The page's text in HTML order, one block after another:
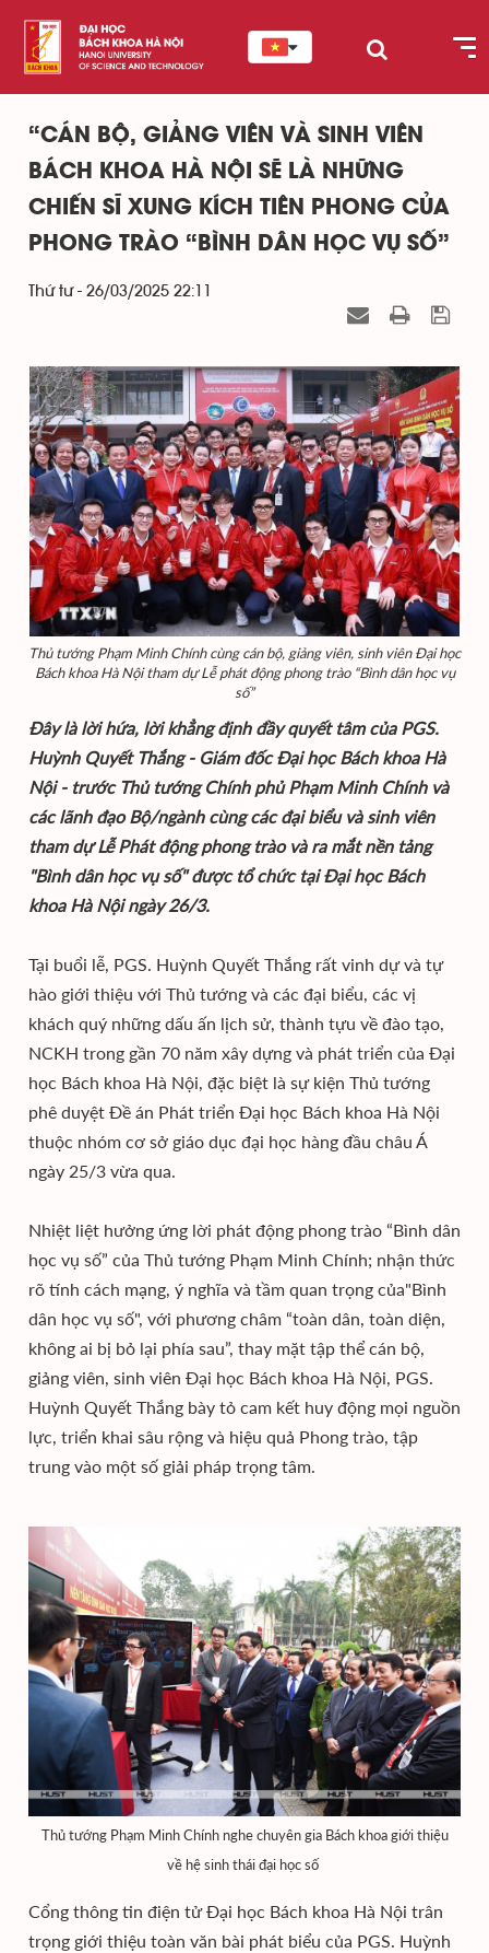
“CÁN BỘ, GIẢNG VIÊN VÀ SINH VIÊN
BÁCH KHOA HÀ NỘI SẼ LÀ NHỮNG
CHIẾN SĨ XUNG KÍCH TIÊN PHONG CỦA
PHONG TRÀO “BÌNH DÂN HỌC VỤ SỐ”
Thứ tư - 26/03/2025 22:11
Thủ tướng Phạm Minh Chính cùng cán bộ, giảng viên, sinh viên Đại học
Bách khoa Hà Nội tham dự Lễ phát động phong trào “Bình dân học vụ
số”
Đây là lời hứa, lời khẳng định đầy quyết tâm của PGS.
Huỳnh Quyết Thắng - Giám đốc Đại học Bách khoa Hà
Nội - trước Thủ tướng Chính phủ Phạm Minh Chính và
các lãnh đạo Bộ/ngành cùng các đại biểu và sinh viên
tham dự Lễ Phát động phong trào và ra mắt nền tảng
"Bình dân học vụ số" được tổ chức tại Đại học Bách
khoa Hà Nội ngày 26/3.
Tại buổi lễ, PGS. Huỳnh Quyết Thắng rất vinh dự và tự
hào giới thiệu với Thủ tướng và các đại biểu, các vị
khách quý những dấu ấn lịch sử, thành tựu về đào tạo,
NCKH trong gần 70 năm xây dựng và phát triển của Đại
học Bách khoa Hà Nội, đặc biệt là sự kiện Thủ tướng
phê duyệt Đề án Phát triển Đại học Bách khoa Hà Nội
thuộc nhóm cơ sở giáo dục đại học hàng đầu châu Á
ngày 25/3 vừa qua.
Nhiệt liệt hưởng ứng lời phát động phong trào “Bình dân
học vụ số” của Thủ tướng Phạm Minh Chính; nhận thức
rõ tính cách mạng, ý nghĩa và tầm quan trọng của"Bình
dân học vụ số", với phương châm “toàn dân, toàn diện,
không ai bị bỏ lại phía sau”, thay mặt tập thể cán bộ,
giảng viên, sinh viên Đại học Bách khoa Hà Nội, PGS.
Huỳnh Quyết Thắng bày tỏ cam kết huy động mọi nguồn
lực, triển khai sâu rộng và hiệu quả Phong trào, tập
trung vào một số giải pháp trọng tâm.
Thủ tướng Phạm Minh Chính nghe chuyên gia Bách khoa giới thiệu
về hệ sinh thái đại học số
Cổng thông tin điện tử Đại học Bách khoa Hà Nội trân
trọng giới thiệu toàn văn bài phát biểu của PGS. Huỳnh